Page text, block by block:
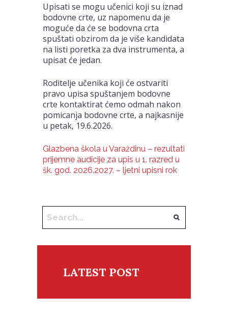
Upisati se mogu učenici koji su iznad
bodovne crte, uz napomenu da je
moguće da će se bodovna crta
spuštati obzirom da je više kandidata
na listi poretka za dva instrumenta, a
upisat će jedan.
Roditelje učenika koji će ostvariti
pravo upisa spuštanjem bodovne
crte kontaktirat ćemo odmah nakon
pomicanja bodovne crte, a najkasnije
u petak, 19.6.2026.
Glazbena škola u Varaždinu – rezultati
prijemne audicije za upis u 1. razred u
šk. god. 2026.2027. – ljetni upisni rok
LATEST POST